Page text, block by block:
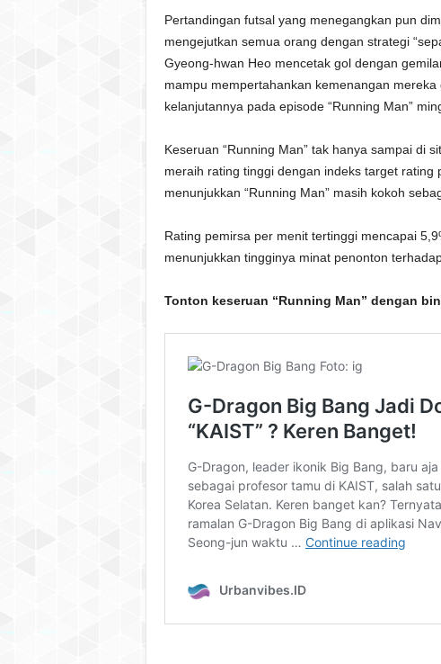
Pertandingan futsal yang menegangkan pun
mengejutkan semua orang dengan strategi
Gyeong-hwan Heo mencetak gol dengan
mampu mempertahankan kemenangan mereka
kelanjutannya pada episode “Running Man”
Keseruan “Running Man” tak hanya sampai di
meraih rating tinggi dengan indeks target
menunjukkan “Running Man” masih kokoh
Rating pemirsa per menit tertinggi mencapai
menunjukkan tingginya minat penonton
Tonton keseruan “Running Man” dengan